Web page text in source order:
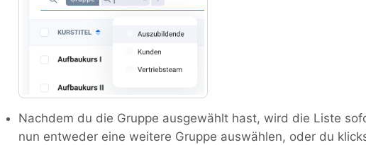
Nachdem du die Gruppe ausgewählt hast, wird die Liste
nun entweder eine weitere Gruppe auswählen, oder du